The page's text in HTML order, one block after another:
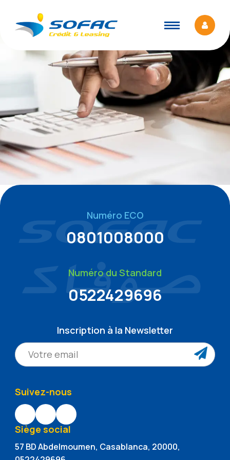
Numéro ECO
0801008000
Numéro du Standard
0522429696
Inscription à la Newsletter
Suivez-nous
Siège social
57 BD Abdelmoumen, Casablanca, 20000,